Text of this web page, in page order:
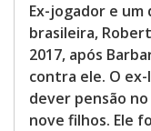
Ex-jogador e um
brasileira,
2017, após
contra ele. O
dever pensão no
nove filhos. Ele